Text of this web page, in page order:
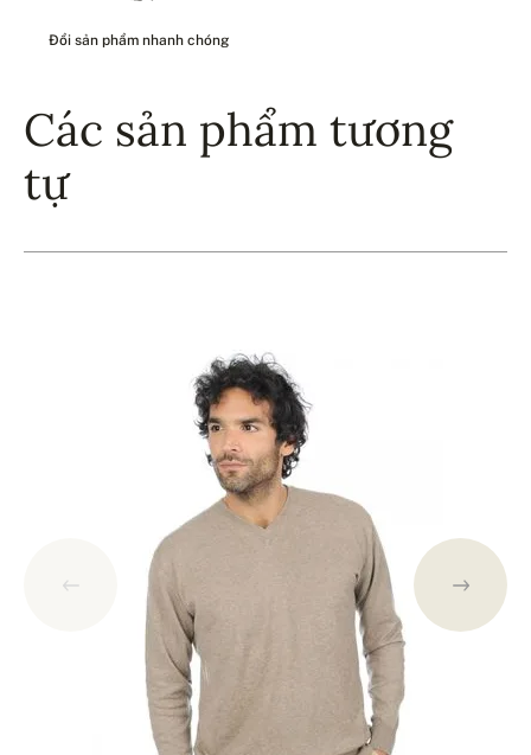
Đổi sản phẩm nhanh chóng
Các sản phẩm tương
tự